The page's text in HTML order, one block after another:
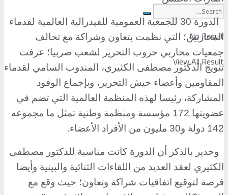
No Result
View All Result
الدورة 30 للجمعية العمومية للفيدرالية العالمية لقدماء
المحاربين؛ التي نظمت بتعاون وشراكة مع تحالف
جمعيات محاربي حروب التحرير لشعب صربيا؛ عرفت
تتويج الدكتور مصطفى الكثيري، المندوب السامي لقدماء
المقاومين وأعضاء جيش التحرير، وبإجماع الوفود
المشاركة، رئيسا لهذه المنظمة العالمية التي تضم في
عضويتها 172 مؤسسة ومنظمة وطنية تمثل ما مجموعه
142 دولة و30 مليون من الأفراد الأعضاء
.
وجدير بالذكر أن الدورة كانت مناسبة للدكتور مصطفى
الكثيري لعقد العديد من اللقاءات الثنائية والبينية وأيضا
فرصة لتوقيع اتفاقيات شراكة وتعاون؛ حيث وقع مع